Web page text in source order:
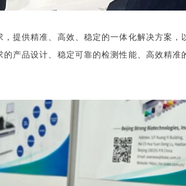
提供精准、高效、稳定的一体化解决方案
产品设计、稳定可靠的检测性能、高效精